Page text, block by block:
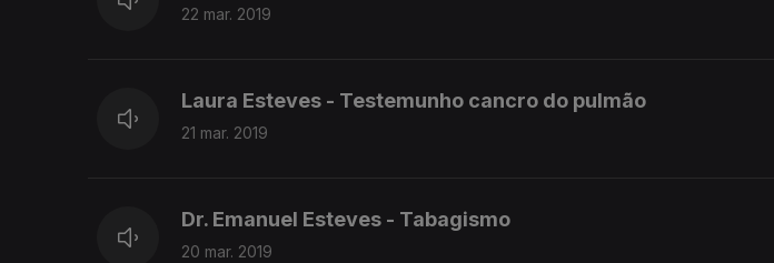
22 mar. 2019
Laura Esteves - Testemunho cancro do pulmão
21 mar. 2019
Dr. Emanuel Esteves - Tabagismo
20 mar. 2019